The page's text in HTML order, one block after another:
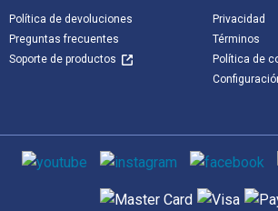
Política de devoluciones
Preguntas frecuentes
Soporte de productos
Privacidad
Términos
Política de
Medios de comunicación social
Métodos de pago admitidos